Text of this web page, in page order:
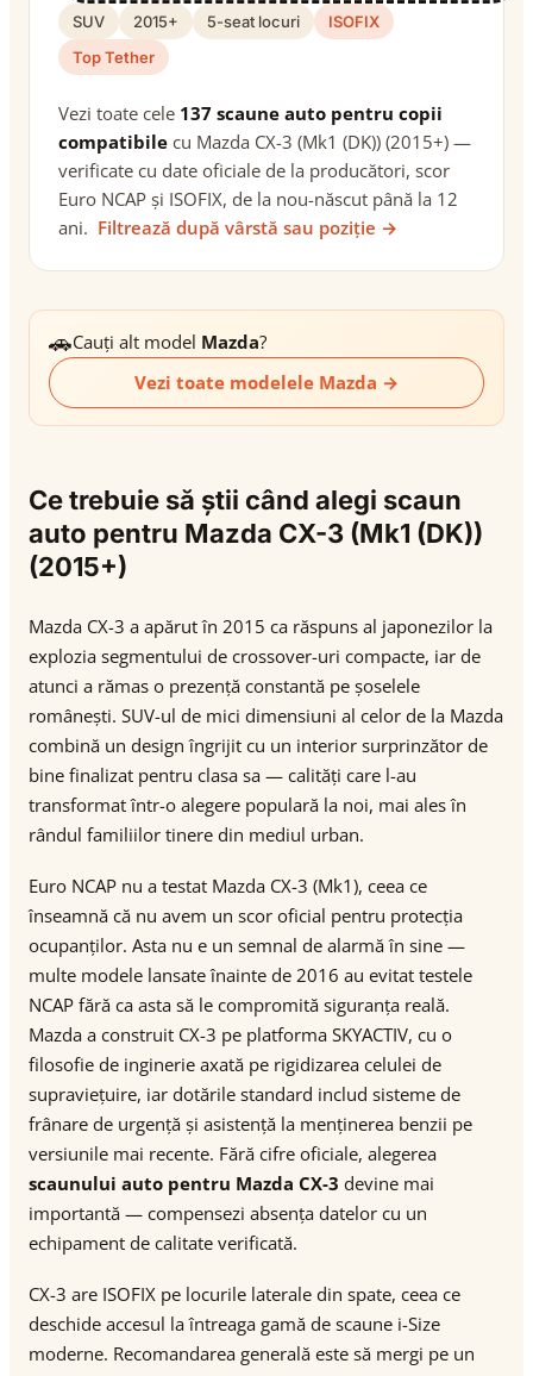
SUV 2015+ 5-seat locuri
ISOFIX
Top Tether
Vezi toate cele 137 scaune auto pentru copii
compatibile cu Mazda CX-3 (Mk1 (DK)) (2015+) —
verificate cu date oficiale de la producători, scor
Euro NCAP și ISOFIX, de la nou-născut până la 12
ani. Filtrează după vârstă sau poziție →
🚗Cauți alt model Mazda?
Vezi toate modelele Mazda →
Ce trebuie să știi când alegi scaun
auto pentru Mazda CX-3 (Mk1 (DK))
(2015+)
Mazda CX-3 a apărut în 2015 ca răspuns al japonezilor la
explozia segmentului de crossover-uri compacte, iar de
atunci a rămas o prezență constantă pe șoselele
românești. SUV-ul de mici dimensiuni al celor de la Mazda
combină un design îngrijit cu un interior surprinzător de
bine finalizat pentru clasa sa — calități care l-au
transformat într-o alegere populară la noi, mai ales în
rândul familiilor tinere din mediul urban.
Euro NCAP nu a testat Mazda CX-3 (Mk1), ceea ce
înseamnă că nu avem un scor oficial pentru protecția
ocupanților. Asta nu e un semnal de alarmă în sine —
multe modele lansate înainte de 2016 au evitat testele
NCAP fără ca asta să le compromită siguranța reală.
Mazda a construit CX-3 pe platforma SKYACTIV, cu o
filosofie de inginerie axată pe rigidizarea celulei de
supraviețuire, iar dotările standard includ sisteme de
frânare de urgență și asistență la menținerea benzii pe
versiunile mai recente. Fără cifre oficiale, alegerea
scaunului auto pentru Mazda CX-3 devine mai
importantă — compensezi absența datelor cu un
echipament de calitate verificată.
CX-3 are ISOFIX pe locurile laterale din spate, ceea ce
deschide accesul la întreaga gamă de scaune i-Size
moderne. Recomandarea generală este să mergi pe un